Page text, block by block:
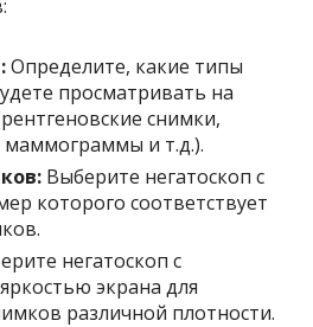
Определите, какие типы
просматривать на
снимки,
и т.д.).
Выберите негатоскоп с
которого соответствует
негатоскоп с
экрана для
различной плотности.